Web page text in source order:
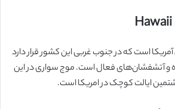
آمریکا است که در جنوب غربی این کشور قرار دارد
و آتشفشان‌های فعال است. موج سواری در این
ایالت کوچک در امریکا است.